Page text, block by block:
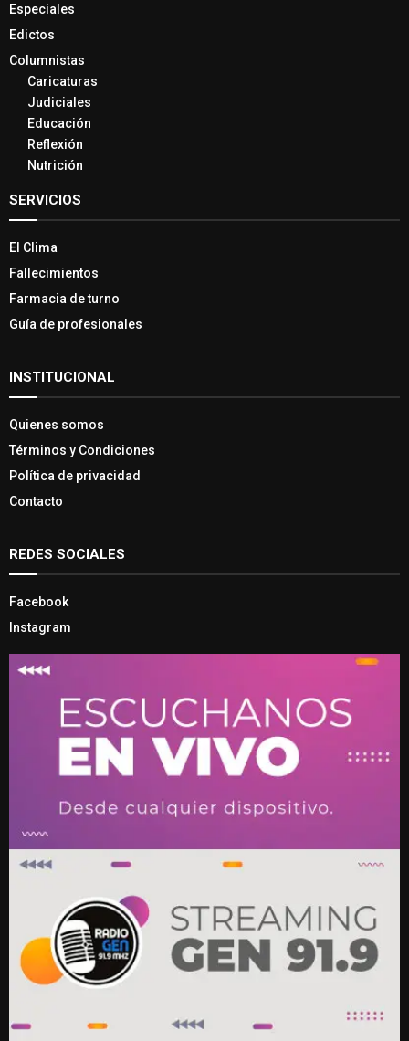
Especiales
Edictos
Columnistas
Caricaturas
Judiciales
Educación
Reflexión
Nutrición
SERVICIOS
El Clima
Fallecimientos
Farmacia de turno
Guía de profesionales
INSTITUCIONAL
Quienes somos
Términos y Condiciones
Política de privacidad
Contacto
REDES SOCIALES
Facebook
Instagram